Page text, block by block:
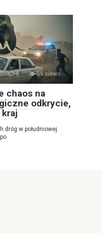
0 59 views
chaos na
odkrycie,
kraj
dróg w południowej